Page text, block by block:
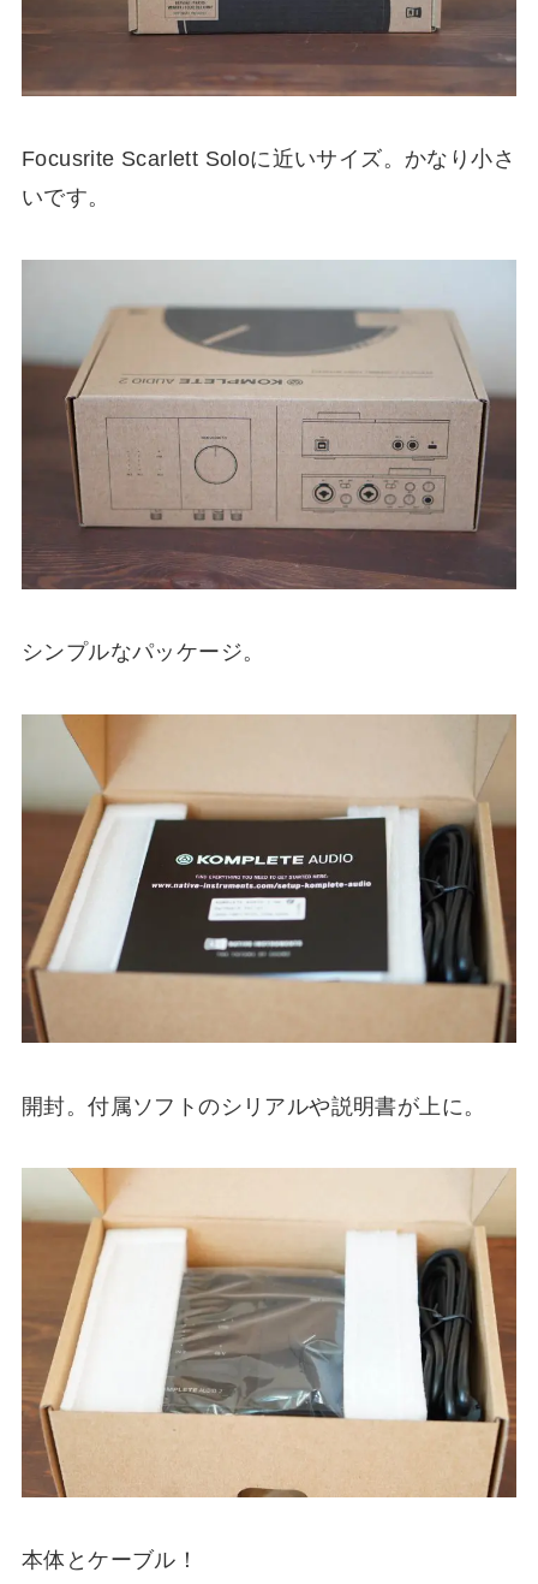
Focusrite Scarlett Soloに近いサイズ。かなり小さ
いです。
シンプルなパッケージ。
開封。付属ソフトのシリアルや説明書が上に。
本体とケーブル！